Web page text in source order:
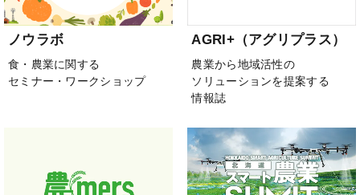
ノウラボ
食・農業に関する
セミナー・ワークショップ
AGRI+（アグリプラス）
農業から地域活性の
ソリューションを提案する
情報誌